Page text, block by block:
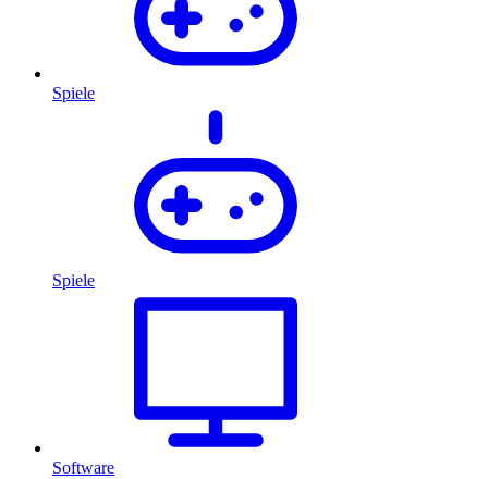
Spiele
Spiele
Software